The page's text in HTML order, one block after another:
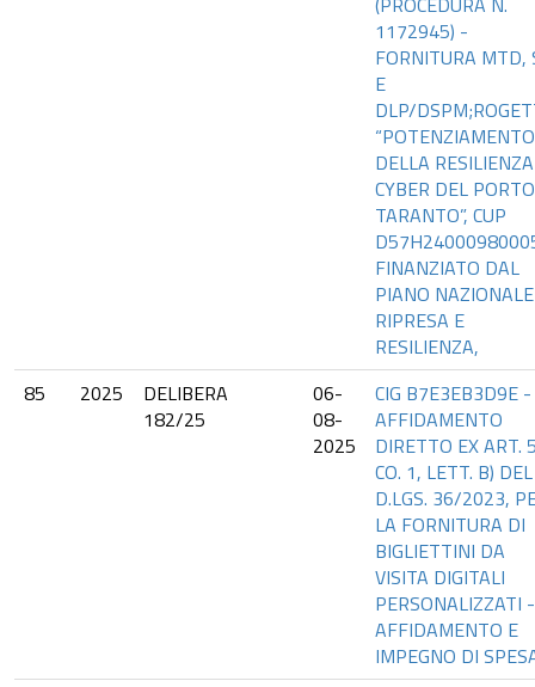
1172945) -
FORNITURA MTD,
E
DLP/
“POTENZIAMENTO
DELLA RESILIENZA
CYBER DEL
TARANTO”, CUP
FINANZIATO DAL
PIANO
RIPRESA E
RESILIENZA,
85
2025
DELIBERA
182/25
06-
08-
2025
CIG B7E3EB3D9E -
AFFIDAMENTO
DIRETTO EX ART.
CO. 1, LETT. B) DEL
D.LGS. 36/2023,
LA FORNITURA DI
BIGLIETTINI DA
VISITA DIGITALI
PERSONALIZZATI -
AFFIDAMENTO E
IMPEGNO DI